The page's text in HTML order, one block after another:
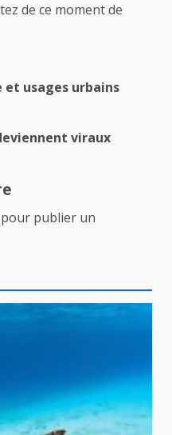
de ce moment de
usages urbains
viraux
pour publier un